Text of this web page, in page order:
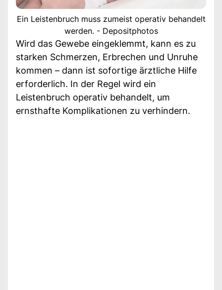
Ein Leistenbruch muss zumeist operativ behandelt
werden. - Depositphotos
Wird das Gewebe eingeklemmt, kann es zu
starken Schmerzen, Erbrechen und Unruhe
kommen – dann ist sofortige ärztliche Hilfe
erforderlich. In der Regel wird ein
Leistenbruch operativ behandelt, um
ernsthafte Komplikationen zu verhindern.